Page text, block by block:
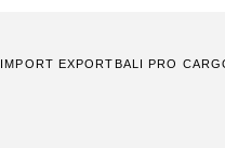
IMPORT EXPORT BALI PRO